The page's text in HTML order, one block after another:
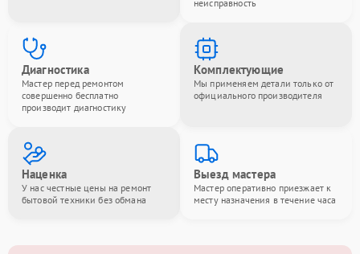
неисправность
Диагностика
Мастер перед ремонтом
совершенно бесплатно
производит диагностику
Комплектующие
Мы применяем детали только от
официального производителя
Наценка
У нас честные цены на ремонт
бытовой техники без обмана
Выезд мастера
Мастер оперативно приезжает к
месту назначения в течение часа